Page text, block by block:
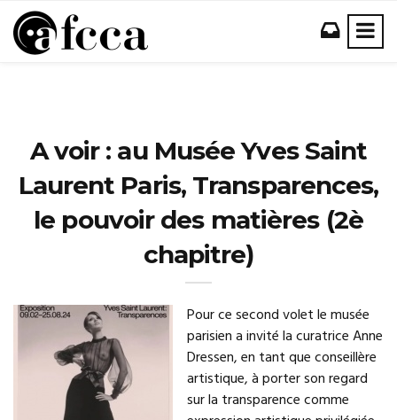
A voir : au Musée Yves Saint
Laurent Paris, Transparences,
le pouvoir des matières (2è
chapitre)
Pour ce second volet le musée
parisien a invité la curatrice Anne
Dressen, en tant que conseillère
artistique, à porter son regard
sur la transparence comme